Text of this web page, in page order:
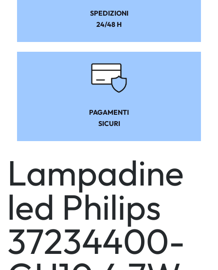
SPEDIZIONI
24/48 H
PAGAMENTI
SICURI
Lampadine
led Philips
37234400-